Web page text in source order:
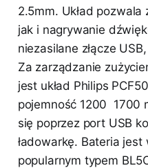
2.5mm. Układ
jak i nagrywanie
niezasilane złącze
Za zarządzanie
jest układ Philips
pojemność 1200 1700
się poprzez port USB
ładowarkę. Bateria
popularnym typem